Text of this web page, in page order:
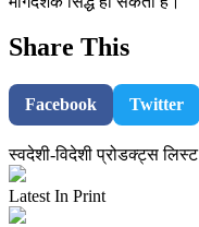
Share This
Facebook Twitter
स्वदेशी-विदेशी प्रोडक्ट्स लिस्ट
Latest In Print